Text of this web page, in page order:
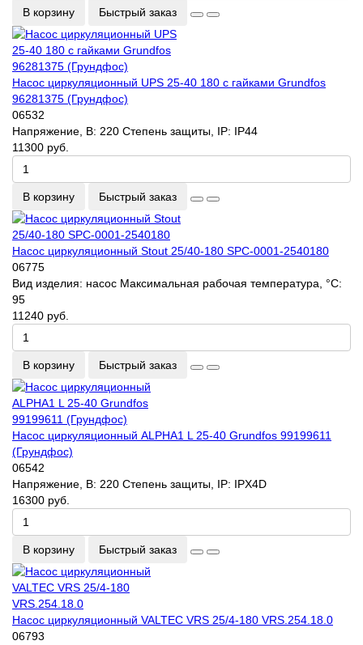
В корзину Быстрый заказ
Насос циркуляционный UPS 25-40 180 с гайками Grundfos
96281375 (Грундфос)
06532
Напряжение, В: 220 Степень защиты, IP: IP44
11300 руб.
В корзину Быстрый заказ
Насос циркуляционный Stout 25/40-180 SPC-0001-2540180
06775
Вид изделия: насос Максимальная рабочая температура, °С:
95
11240 руб.
В корзину Быстрый заказ
Насос циркуляционный ALPHA1 L 25-40 Grundfos 99199611
(Грундфос)
06542
Напряжение, В: 220 Степень защиты, IP: IPX4D
16300 руб.
В корзину Быстрый заказ
Насос циркуляционный VALTEC VRS 25/4-180 VRS.254.18.0
06793